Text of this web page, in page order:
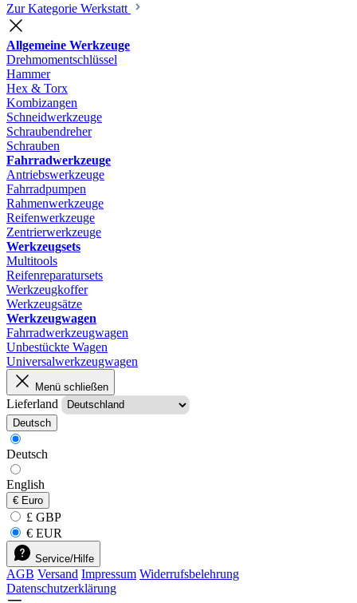
Zur Kategorie Werkstatt
Allgemeine Werkzeuge
Drehmomentschlüssel
Hammer
Hex & Torx
Kombizangen
Schneidwerkzeuge
Schraubendreher
Schrauben
Fahrradwerkzeuge
Antriebswerkzeuge
Fahrradpumpen
Rahmenwerkzeuge
Reifenwerkzeuge
Zentrierwerkzeuge
Werkzeugsets
Multitools
Reifenreparatursets
Werkzeugkoffer
Werkzeugsätze
Werkzeugwagen
Fahrradwerkzeugwagen
Unbestückte Wagen
Universalwerkzeugwagen
Menü schließen
Lieferland
Deutsch
Deutsch
English
€ Euro
£ GBP
€ EUR
Service/Hilfe
AGB Versand Impressum Widerrufsbelehrung
Datenschutzerklärung